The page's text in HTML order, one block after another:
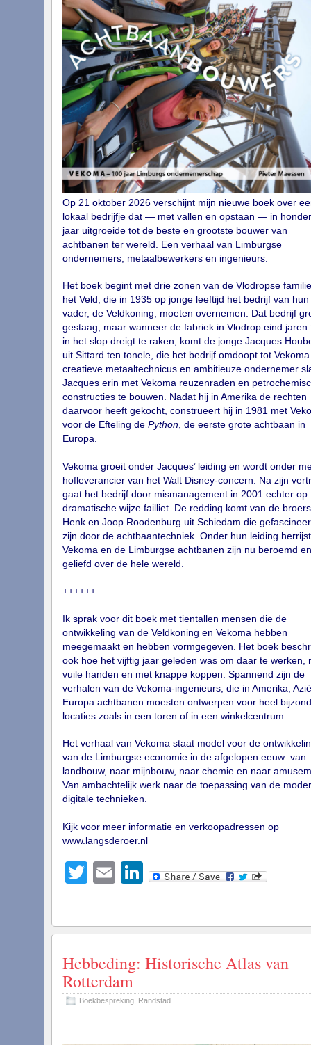
Op 21 oktober 2026 verschijnt mijn nieuwe boek over
lokaal bedrijfje dat — met vallen en opstaan — in
jaar uitgroeide tot de beste en grootste bouwer van
achtbanen ter wereld. Een verhaal van Limburgse
ondernemers, metaalbewerkers en ingenieurs.
Het boek begint met drie zonen van de Vlodropse
het Veld, die in 1935 op jonge leeftijd het bedrijf van hun
vader, de Veldkoning, moeten overnemen. Dat bedrijf
gestaag, maar wanneer de fabriek in Vlodrop eind jaren
in het slop dreigt te raken, komt de jonge Jacques
uit Sittard ten tonele, die het bedrijf omdoopt tot
creatieve metaaltechnicus en ambitieuze ondernemer
Jacques erin met Vekoma reuzenraden en
constructies te bouwen. Nadat hij in Amerika de rechten
daarvoor heeft gekocht, construeert hij in 1981 met
voor de Efteling de Python, de eerste grote achtbaan in
Europa.
Vekoma groeit onder Jacques’ leiding en wordt onder
hofleverancier van het Walt Disney-concern. Na zijn
gaat het bedrijf door mismanagement in 2001 echter op
dramatische wijze failliet. De redding komt van de broers
Henk en Joop Roodenburg uit Schiedam die
zijn door de achtbaantechniek. Onder hun leiding herrijst
Vekoma en de Limburgse achtbanen zijn nu beroemd en
geliefd over de hele wereld.
++++++
Ik sprak voor dit boek met tientallen mensen die de
ontwikkeling van de Veldkoning en Vekoma hebben
meegemaakt en hebben vormgegeven. Het boek
ook hoe het vijftig jaar geleden was om daar te werken,
vuile handen en met knappe koppen. Spannend zijn de
verhalen van de Vekoma-ingenieurs, die in Amerika,
Europa achtbanen moesten ontwerpen voor heel
locaties zoals in een toren of in een winkelcentrum.
Het verhaal van Vekoma staat model voor de
van de Limburgse economie in de afgelopen eeuw: van
landbouw, naar mijnbouw, naar chemie en naar
Van ambachtelijk werk naar de toepassing van de
digitale technieken.
Kijk voor meer informatie en verkoopadressen op
www.langsderoer.nl
Twitter
EmailLinkedIn
Hebbeding: Historische Atlas van
Rotterdam
Boekbespreking, Randstad